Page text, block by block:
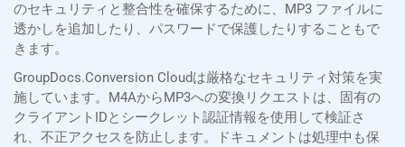
のセキュリティと整合性を確保するために、MP3 ファイルに
透かしを追加したり、パスワードで保護したりすることもで
きます。
GroupDocs.Conversion Cloudは厳格なセキュリティ対策を実
施しています。M4AからMP3への変換リクエストは、固有の
クライアントIDとシークレット認証情報を使用して検証さ
れ、不正アクセスを防止します。ドキュメントは処理中も保